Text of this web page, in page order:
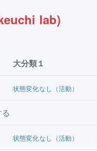
lab)
大分類１
状態変化なし（活動）
状態変化なし（活動）